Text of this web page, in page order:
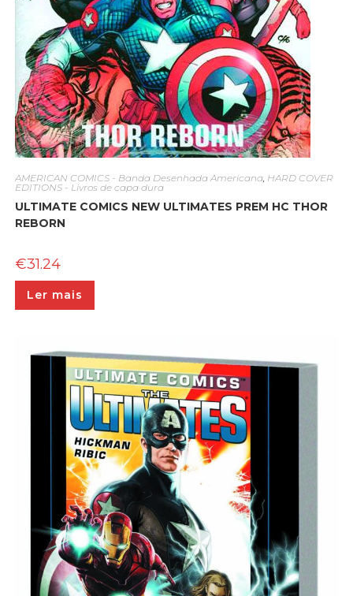
AMERICAN COMICS - Banda Desenhada Americana, HARD COVER
EDITIONS - Livros de capa dura
ULTIMATE COMICS NEW ULTIMATES PREM HC THOR
REBORN
€31.24
Ler mais